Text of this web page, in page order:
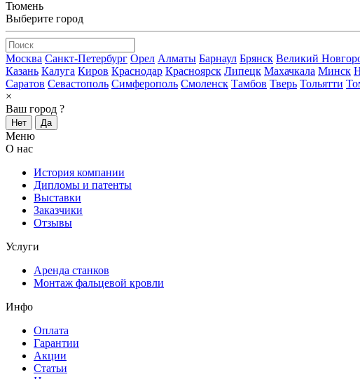
Тюмень
Выберите город
Москва Санкт-Петербург Орел Алматы Барнаул Брянск Великий
Казань Калуга Киров Краснодар Красноярск Липецк Махачкала Минск
Саратов Севастополь Симферополь Смоленск Тамбов Тверь Тольятти
×
Ваш город ?
Нет Да
Меню
О нас
История компании
Дипломы и патенты
Выставки
Заказчики
Отзывы
Услуги
Аренда станков
Монтаж фальцевой кровли
Инфо
Оплата
Гарантии
Акции
Статьи